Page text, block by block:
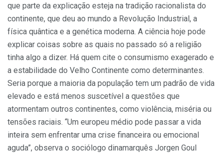
que parte da explicação esteja na tradição racionalista do
continente, que deu ao mundo a Revolução Industrial, a
física quântica e a genética moderna. A ciência hoje pode
explicar coisas sobre as quais no passado só a religião
tinha algo a dizer. Há quem cite o consumismo exagerado e
a estabilidade do Velho Continente como determinantes.
Seria porque a maioria da população tem um padrão de vida
elevado e está menos suscetível a questões que
atormentam outros continentes, como violência, miséria ou
tensões raciais. “Um europeu médio pode passar a vida
inteira sem enfrentar uma crise financeira ou emocional
aguda”, observa o sociólogo dinamarquês Jorgen Goul